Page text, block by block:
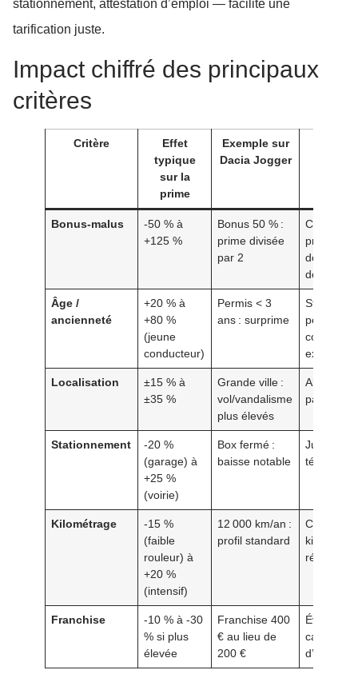
stationnement, attestation d’emploi — facilite une
tarification juste.
Impact chiffré des principaux
critères
Critère
Effet
typique
sur la
prime
Exemple sur
Dacia Jogger
Bonus-malus
-50 % à
+125 %
Bonus 50 % :
prime divisée
par 2
Conduite
prudente,
des
Âge /
ancienneté
+20 % à
+80 %
(jeune
conducteur)
Permis < 3
ans : surprime
Stage
permis,
Localisation
±15 % à
±35 %
Grande ville :
vol/vandalisme
plus élevés
Alarme,
parking
Stationnement
-20 %
(garage) à
+25 %
(voirie)
Box fermé :
baisse notable
Kilométrage
-15 %
(faible
rouleur) à
+20 %
(intensif)
12 000 km/an :
profil standard
Contrat
kilomètre
réduit
Franchise
-10 % à -30
% si plus
élevée
Franchise 400
€ au lieu de
200 €
Évaluer la
capacité